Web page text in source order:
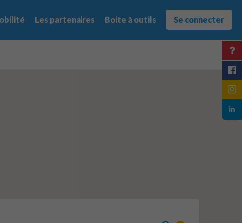
Les partenaires Boite à outils Se connecter